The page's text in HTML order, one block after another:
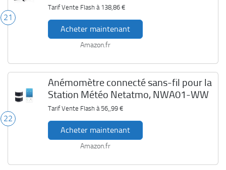
21
Tarif Vente Flash à 138,86 €
Acheter maintenant
Amazon.fr
22
Anémomètre connecté sans-fil pour la
Station Météo Netatmo, NWA01-WW
Tarif Vente Flash à 56,,99 €
Acheter maintenant
Amazon.fr